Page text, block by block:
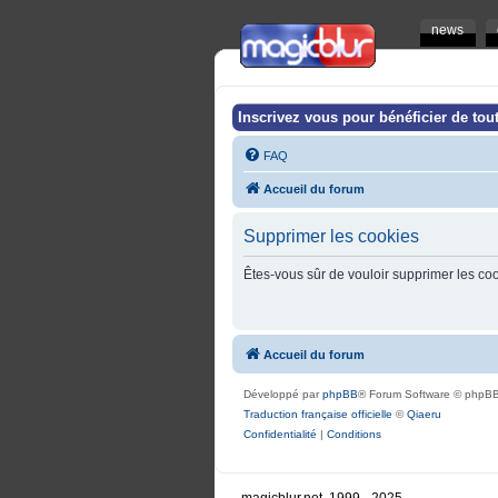
news
Inscrivez vous pour bénéficier de
FAQ
Accueil du forum
Supprimer les cookies
Êtes-vous sûr de vouloir supprimer les
Accueil du forum
Développé parphpBB® Forum Software ©
Traduction française officielle ©Qiaeru
Confidentialité | Conditions